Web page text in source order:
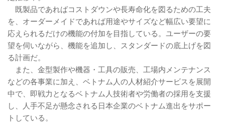
既製品であればコストダウンや長寿命化を図るための工夫
を、オーダーメイドであれば用途やサイズなど幅広い要望に
応えられるだけの機能の付加を目指している。ユーザーの要
望を伺いながら、機能を追加し、スタンダードの底上げを図
る計画だ。
また、金型製作や機器・工具の販売、工場内メンテナンス
などの各事業に加え、ベトナム人の人材紹介サービスを展開
中で、即戦力となるベトナム人技術者や労働者の採用を支援
し、人手不足が懸念される日本企業のベトナム進出をサポー
トしている。